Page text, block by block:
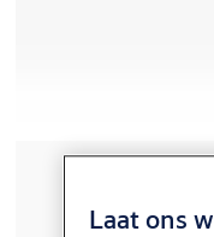
Laat ons